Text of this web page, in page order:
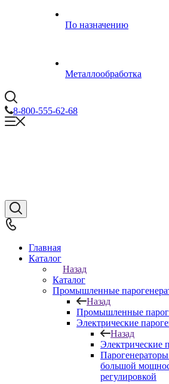
По назначению
Металлообработка
8-800-555-62-68
Главная
Каталог
Назад
Каталог
Промышленные
Назад
Промышленные
Электрические
Назад
Электрические
большой
регулировкой